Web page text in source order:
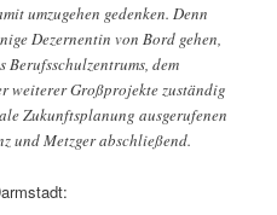
umzugehen gedenken. Denn
Dezernentin von Bord gehen,
dem
weiterer Großprojekte zuständig
Zukunftsplanung ausgerufenen
und Metzger abschließend.